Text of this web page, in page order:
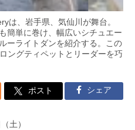
は、岩手県、気仙川が舞台。
簡単に巻け、幅広いシチュエー
ーライトダンを紹介する。この
ングティペットとリーダーを巧
ポスト シェア
土）